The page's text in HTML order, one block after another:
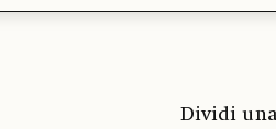
Dividi